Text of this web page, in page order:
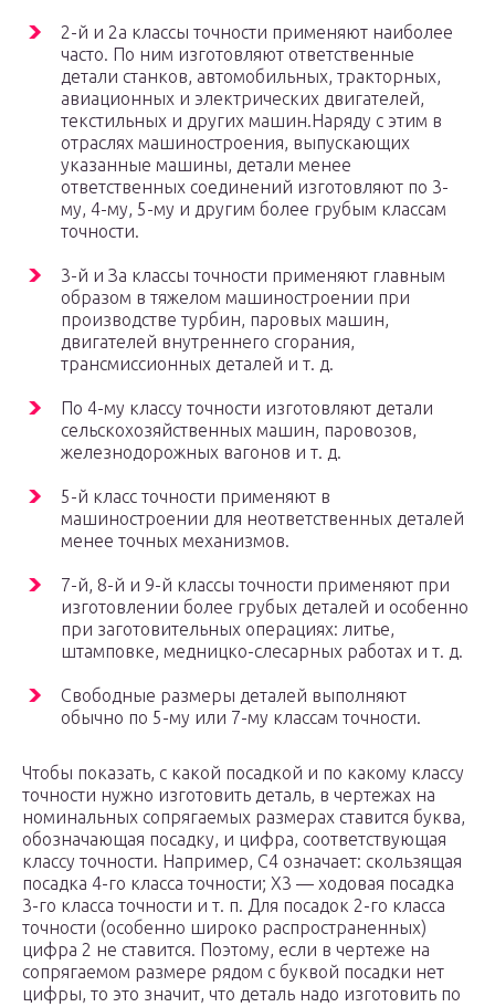
2-й и 2а классы точности применяют наиболее
часто. По ним изготовляют ответственные
детали станков, автомобильных, тракторных,
авиационных и электрических двигателей,
текстильных и других машин.Наряду с этим в
отраслях машиностроения, выпускающих
указанные машины, детали менее
ответственных соединений из­готовляют по 3-
му, 4-му, 5-му и другим более грубым классам
точности.
3-й и За классы точности применяют главным
образом в тяжелом машиностроении при
производстве турбин, паровых машин,
двигателей внутреннего сгорания,
трансмиссионных деталей и т. д.
По 4-му классу точности изготовляют детали
сельскохозяйственных машин, паровозов,
железнодорожных вагонов и т. д.
5-й класс точности применяют в
машиностроении для неответственных деталей
менее точных механизмов.
7-й, 8-й и 9-й классы точности применяют при
изготовлении более грубых деталей и особенно
при заготовительных операциях: литье,
штамповке, медницко-слесарных работах и т. д.
Свободные размеры деталей выполняют
обычно по 5-му или 7-му классам точности.
Чтобы показать, с какой посадкой и по какому классу
точности нужно изготовить деталь, в чертежах на
номинальных сопрягаемых размерах ставится буква,
обозначающая посадку, и цифра, соответствующая
классу точности. Например, С4 означает: скользящая
посадка 4-го класса точности; Х3 — ходовая посадка
3-го класса точности и т. п. Для посадок 2-го класса
точности (особенно широко распространенных)
цифра 2 не ставится. Поэтому, если в чертеже на
сопрягаемом размере рядом с буквой посадки нет
цифры, то это значит, что деталь надо изготовить по